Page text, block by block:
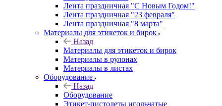
Лента праздничная "С Новым Годом!"
Лента праздничная "23 февраля"
Лента праздничная "8 марта"
Материалы для этикеток и бирок
Назад
Материалы для этикеток и бирок
Материалы в рулонах
Материалы в листах
Оборудование
Назад
Оборудование
Этикет-пистолеты игольчатые